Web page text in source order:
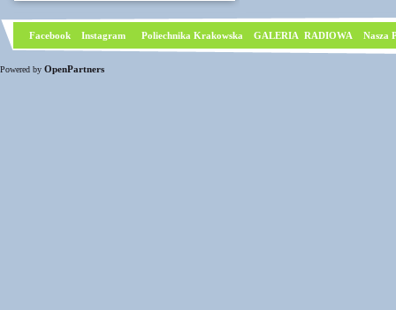
Facebook Instagram Poliechnika Krakowska GALERIA RADIOWA Nasza
Powered by OpenPartners